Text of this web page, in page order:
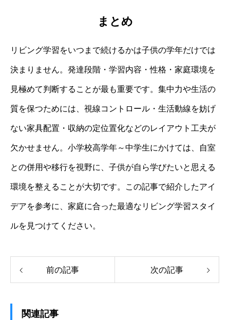
まとめ
リビング学習をいつまで続けるかは子供の学年だけでは
決まりません。発達段階・学習内容・性格・家庭環境を
見極めて判断することが最も重要です。集中力や生活の
質を保つためには、視線コントロール・生活動線を妨げ
ない家具配置・収納の定位置化などのレイアウト工夫が
欠かせません。小学校高学年～中学生にかけては、自室
との併用や移行を視野に、子供が自ら学びたいと思える
環境を整えることが大切です。この記事で紹介したアイ
デアを参考に、家庭に合った最適なリビング学習スタイ
ルを見つけてください。
前の記事 次の記事
関連記事